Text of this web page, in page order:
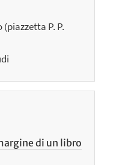
P. P.
di un libro